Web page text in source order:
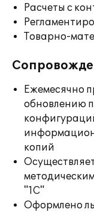
Расчеты с
Товарно-
Ежемесячно
обновлению
копий
"1С"
Оформлено